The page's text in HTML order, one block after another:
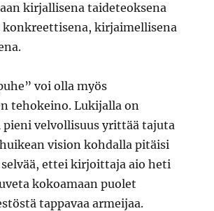
kirjallisena taideteoksena
kirjaimellisena
voi olla myös
tehokeino. Lukijalla on
velvollisuus yrittää tajuta
vision kohdalla pitäisi
ettei kirjoittaja aio heti
kokoamaan puolet
tappavaa armeijaa.